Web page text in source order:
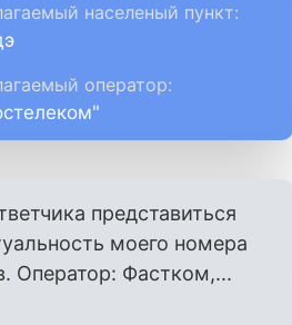
населеный пункт:
оператор:
представиться
моего номера
Оператор: Фастком,...